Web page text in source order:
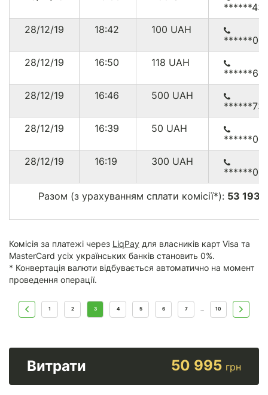
28/12/19
18:42 100 UAH
28/12/19
16:50 118 UAH
28/12/19
16:46 500 UAH
28/12/19
16:39 50 UAH
28/12/19
16:19 300 UAH
Разом (з урахуванням сплати комісії*): 53
Комісія за платежі через LiqPay для власників карт Visa та
MasterCard усіх українських банків становить 0%.
* Конвертація валюти відбувається автоматично на момент
проведення операції.
1 2 3 4 5 6 7 ... 10
Витрати 50 995 грн